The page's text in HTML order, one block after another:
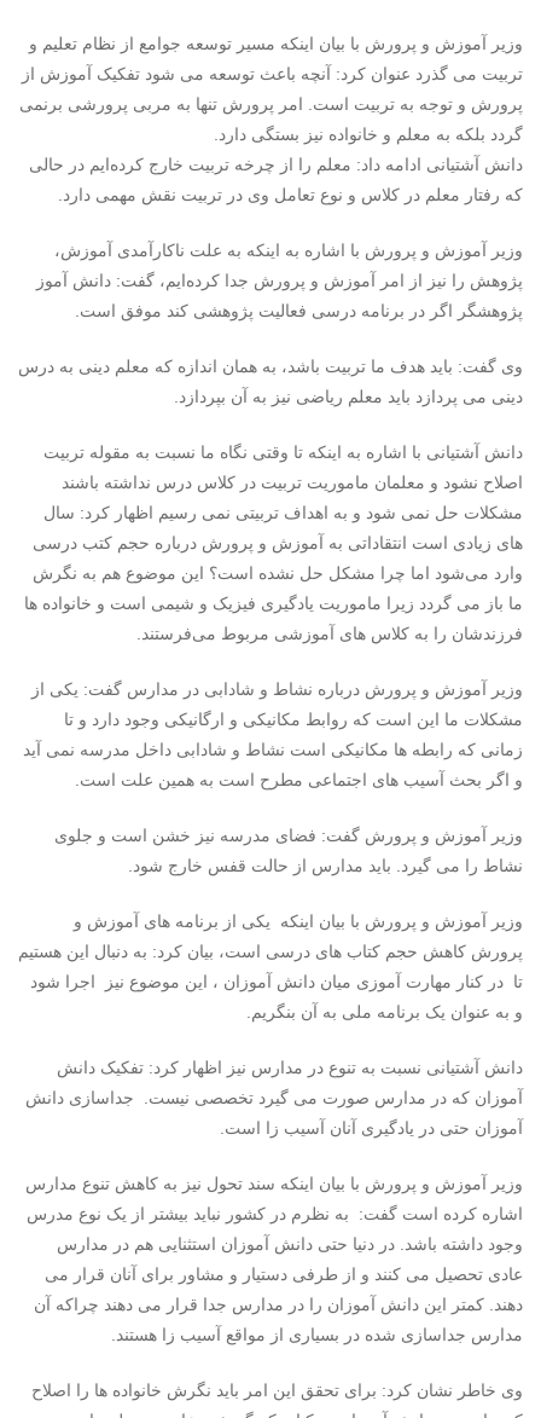
وزیر آموزش و پرورش با بیان اینکه مسیر توسعه جوامع از نظام تعلیم و
تربیت می گذرد عنوان کرد: آنچه باعث توسعه می شود تفکیک آموزش از
پرورش و توجه به تربیت است. امر پرورش تنها به مربی پرورشی برنمی
گردد بلکه به معلم و خانواده نیز بستگی دارد.
دانش آشتیانی ادامه داد: معلم را از چرخه تربیت خارج کرده‌ایم در حالی
که رفتار معلم در کلاس و نوع تعامل وی در تربیت نقش مهمی دارد.
وزیر آموزش و پرورش با اشاره به اینکه به علت ناکارآمدی آموزش،
پژوهش را نیز از امر آموزش و پرورش جدا کرده‌ایم، گفت: دانش آموز
پژوهشگر اگر در برنامه درسی فعالیت پژوهشی کند موفق است.
وی گفت: باید هدف ما تربیت باشد، به همان اندازه که معلم دینی به درس
دینی می پردازد باید معلم ریاضی نیز به آن بپردازد.
دانش آشتیانی با اشاره به اینکه تا وقتی نگاه ما نسبت به مقوله تربیت
اصلاح نشود و معلمان ماموریت تربیت در کلاس درس نداشته باشند
مشکلات حل نمی شود و به اهداف تربیتی نمی رسیم اظهار کرد: سال
های زیادی است انتقاداتی به آموزش و پرورش درباره حجم کتب درسی
وارد می‌شود اما چرا مشکل حل نشده است؟ این موضوع هم به نگرش
ما باز می گردد زیرا ماموریت یادگیری فیزیک و شیمی است و خانواده ها
فرزندشان را به کلاس های آموزشی مربوط می‌فرستند.
وزیر آموزش و پرورش درباره نشاط و شادابی در مدارس گفت: یکی از
مشکلات ما این است که روابط مکانیکی و ارگانیکی وجود دارد و تا
زمانی که رابطه ها مکانیکی است نشاط و شادابی داخل مدرسه نمی آید
و اگر بحث آسیب های اجتماعی مطرح است به همین علت است.
وزیر آموزش و پرورش گفت: فضای مدرسه نیز خشن است و جلوی
نشاط را می گیرد. باید مدارس از حالت قفس خارج شود.
وزیر آموزش و پرورش با بیان اینکه یکی از برنامه های آموزش و
پرورش کاهش حجم کتاب های درسی است، بیان کرد: به دنبال این هستیم
تا در کنار مهارت آموزی میان دانش آموزان ، این موضوع نیز اجرا شود
و به عنوان یک برنامه ملی به آن بنگریم.
دانش آشتیانی نسبت به تنوع در مدارس نیز اظهار کرد: تفکیک دانش
آموزان که در مدارس صورت می گیرد تخصصی نیست. جداسازی دانش
آموزان حتی در یادگیری آنان آسیب زا است.
وزیر آموزش و پرورش با بیان اینکه سند تحول نیز به کاهش تنوع مدارس
اشاره کرده است گفت: به نظرم در کشور نباید بیشتر از یک نوع مدرس
وجود داشته باشد. در دنیا حتی دانش آموزان استثنایی هم در مدارس
عادی تحصیل می کنند و از طرفی دستیار و مشاور برای آنان قرار می
دهند. کمتر این دانش آموزان را در مدارس جدا قرار می دهند چراکه آن
مدارس جداسازی شده در بسیاری از مواقع آسیب زا هستند.
وی خاطر نشان کرد: برای تحقق این امر باید نگرش خانواده ها را اصلاح